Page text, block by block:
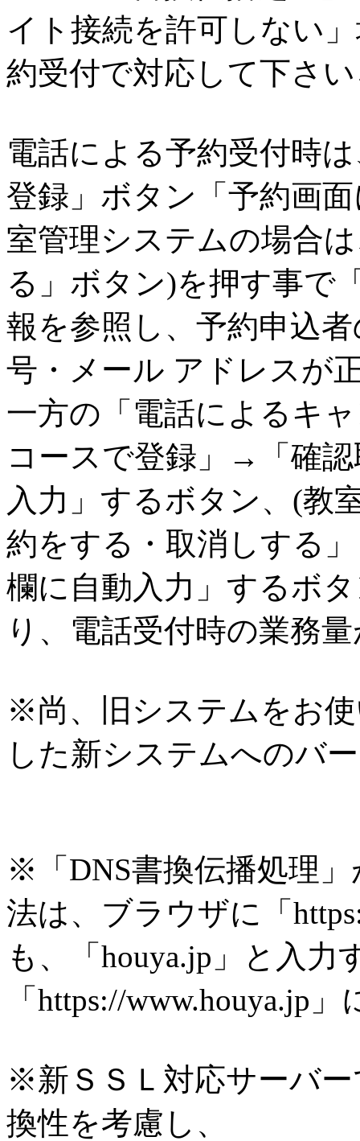
イト接続を許可しない
約受付で対応して下さい
電話による予約受付時
登録」ボタン「予約画
室管理システムの場合
る」ボタン)を押す事で
報を参照し、予約申込
号・メール アドレスが
一方の「電話によるキ
コースで登録」→「確
入力」するボタン、(教
約をする・取消しする
欄に自動入力」するボ
り、電話受付時の業務
※尚、旧システムをお
した新システムへのバ
※「DNS書換伝播処理
法は、ブラウザに「
も、「houya.jp」と入
「https://www.houya.jp
※新ＳＳＬ対応サーバ
換性を考慮し、